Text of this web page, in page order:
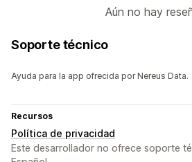
Aún no hay
Soporte técnico
Ayuda para la app ofrecida por Nereus Data.
Recursos
Política de privacidad
Este desarrollador no ofrece soporte